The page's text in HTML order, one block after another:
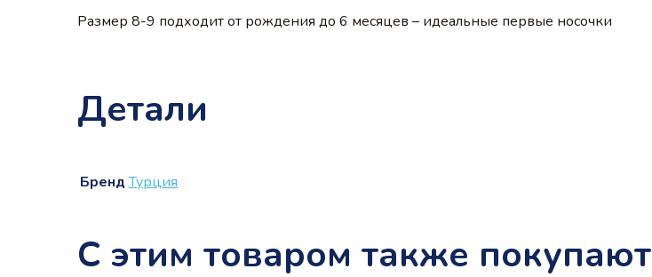
Размер 8-9 подходит от рождения до 6 месяцев – идеальные первые носочки
Детали
Бренд Турция
С этим товаром также покупают